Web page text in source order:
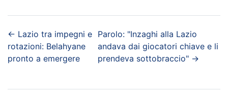
← Lazio tra impegni e
rotazioni: Belahyane
pronto a emergere
Parolo: "Inzaghi alla Lazio
andava dai giocatori chiave e li
prendeva sottobraccio" →